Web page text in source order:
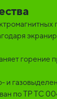
горение
и
по ТР ТС